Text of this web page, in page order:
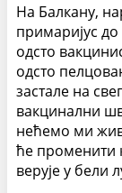
На Балкану,
примаријус
одсто
одсто
застале на
вакцинални
нећемо ми
ће променити
верује у бели